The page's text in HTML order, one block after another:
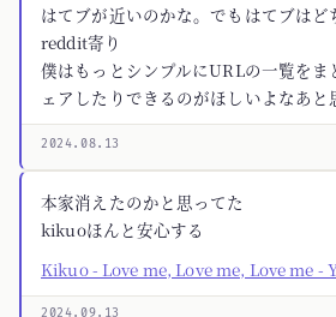
はてブが近いのかな。でもはてブはど
reddit寄り
僕はもっとシンプルにURLの一覧をま
ェアしたりできるのがほしいよなあと
2024.08.13
本家消えたのかと思ってた
kikuoほんと安心する
Kikuo - Love me, Love me, Love me -
2024.09.13